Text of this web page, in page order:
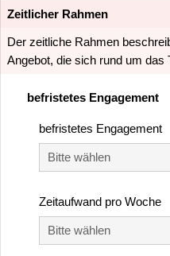
Zeitlicher Rahmen
Der zeitliche Rahmen
Angebot, die sich rund um das
befristetes Engagement
befristetes Engagement
Zeitaufwand pro Woche